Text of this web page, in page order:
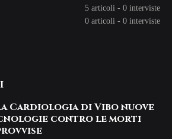
5 articoli - 0 interviste
0 articoli - 0 interviste
Cardiologia di Vibo nuove
contro le morti